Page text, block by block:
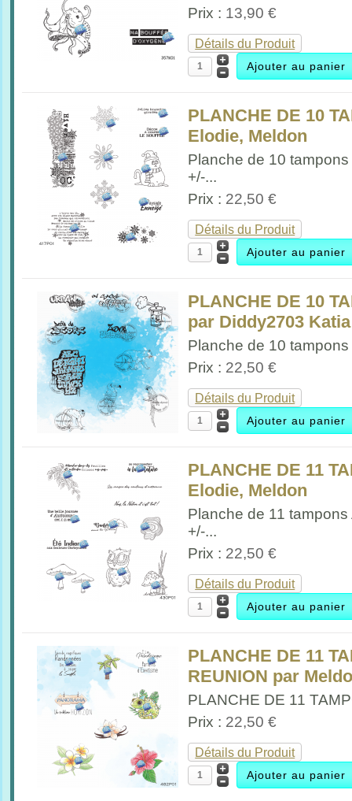
Prix : 13,90 €
Détails du Produit
PLANCHE DE 10
Elodie, Meldon
Planche de 10
+/-...
Prix : 22,50 €
Détails du Produit
PLANCHE DE 10
par Diddy2703
Planche de 10
Prix : 22,50 €
Détails du Produit
PLANCHE DE 11
Elodie, Meldon
Planche de 11 tampons
+/-...
Prix : 22,50 €
Détails du Produit
PLANCHE DE 11
REUNION par
PLANCHE DE 11
Prix : 22,50 €
Détails du Produit